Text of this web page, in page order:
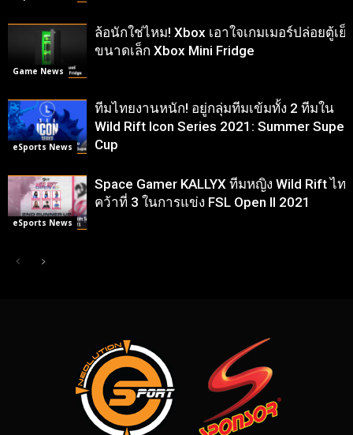
Game News
ล้อนักใช่ไหม! Xbox เอาใจเกมเมอร์ปล่อยตู้เย็
ขนาดเล็ก Xbox Mini Fridge
eSports News
ทีมไทยงานหนัก! อยู่กลุ่มทีมเข้มทั้ง 2 ทีมใน
Wild Rift Icon Series 2021: Summer Super
Cup
eSports News
Space Gamer KALLYX ทีมหญิง Wild Rift ไทย
คว้าที่ 3 ในการแข่ง FSL Open II 2021